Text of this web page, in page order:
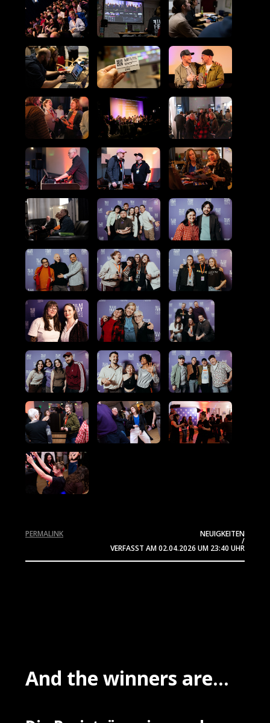
NEUIGKEITEN
/
VERFASST AM02.04.2026 UM 23:40 UHR
PERMALINK
And the winners are...